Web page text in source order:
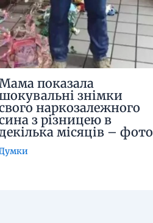
показала
знімки
наркозалежного
з різницею в
місяців – фото